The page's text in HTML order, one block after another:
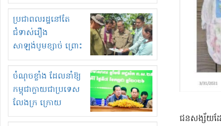
ព្រំដែនភ្នំឌិន និងឈ្មួញ
មួយចំនួនទៀត
កំពង់តែគុបគិតគ្នា
ធ្វើសកម្មភាពរកស៊ីនិង
ស្តុកទំនិញគេចពន្ធ?
ប្រជាពលរដ្ឋនៅតែ
ជំទាស់រឿង
សាឡង់បូមខ្សាច់ ព្រោះ
ខ្លាចបាក់ច្រាំងទៀត!
ចំណុចខ្លាំង ដែលនាំឱ្យ
កម្ពុជាក្លាយជាប្រទេស
លែងក្រ ក្រោយ
ឆ្នាំ២០៣០
ជនសង្ស័យ​ដ